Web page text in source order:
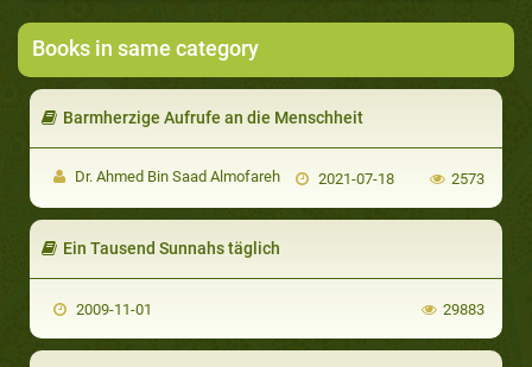
Books in same category
Barmherzige Aufrufe an die Menschheit
Dr. Ahmed Bin Saad Almofareh 2021-07-18 2573
Ein Tausend Sunnahs täglich
2009-11-01 29883